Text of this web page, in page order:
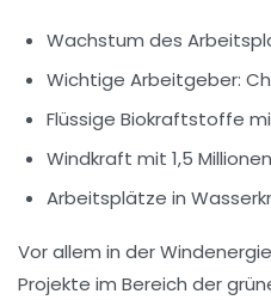
Wachstum des
Wichtige Arbeitgeber:
Flüssige Biokraftstoffe
Windkraft mit 1,5
Arbeitsplätze in
Vor allem in der
Projekte im Bereich der